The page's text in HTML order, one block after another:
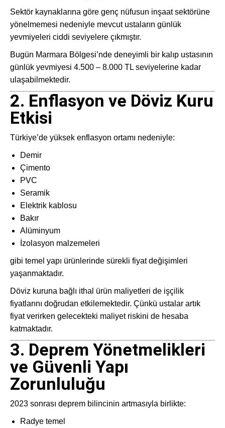
Sektör kaynaklarına göre genç nüfusun inşaat sektörüne
yönelmemesi nedeniyle mevcut ustaların günlük
yevmiyeleri ciddi seviyelere çıkmıştır.
Bugün Marmara Bölgesi’nde deneyimli bir kalıp ustasının
günlük yevmiyesi 4.500 – 8.000 TL seviyelerine kadar
ulaşabilmektedir.
2. Enflasyon ve Döviz Kuru
Etkisi
Türkiye’de yüksek enflasyon ortamı nedeniyle:
Demir
Çimento
PVC
Seramik
Elektrik kablosu
Bakır
Alüminyum
İzolasyon malzemeleri
gibi temel yapı ürünlerinde sürekli fiyat değişimleri
yaşanmaktadır.
Döviz kuruna bağlı ithal ürün maliyetleri de işçilik
fiyatlarını doğrudan etkilemektedir. Çünkü ustalar artık
fiyat verirken gelecekteki maliyet riskini de hesaba
katmaktadır.
3. Deprem Yönetmelikleri
ve Güvenli Yapı
Zorunluluğu
2023 sonrası deprem bilincinin artmasıyla birlikte:
Radye temel